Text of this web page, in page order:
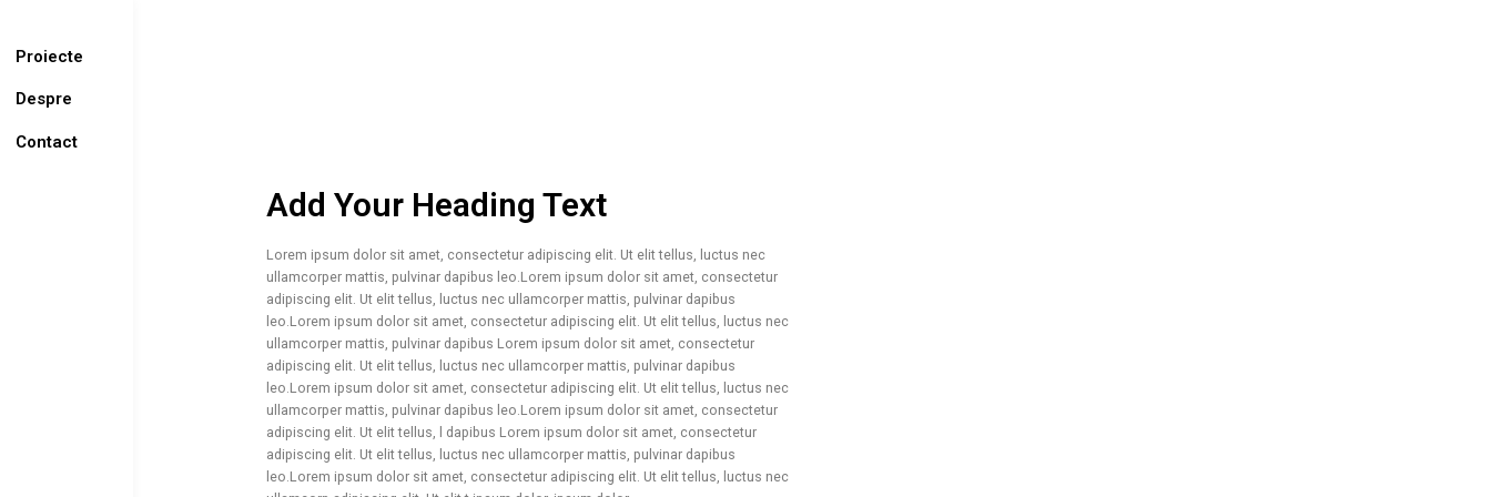
Proiecte
Despre
Contact
Add Your Heading Text
Lorem ipsum dolor sit amet, consectetur adipiscing elit. Ut elit tellus, luctus nec
ullamcorper mattis, pulvinar dapibus leo.Lorem ipsum dolor sit amet, consectetur
adipiscing elit. Ut elit tellus, luctus nec ullamcorper mattis, pulvinar dapibus
leo.Lorem ipsum dolor sit amet, consectetur adipiscing elit. Ut elit tellus, luctus nec
ullamcorper mattis, pulvinar dapibus Lorem ipsum dolor sit amet, consectetur
adipiscing elit. Ut elit tellus, luctus nec ullamcorper mattis, pulvinar dapibus
leo.Lorem ipsum dolor sit amet, consectetur adipiscing elit. Ut elit tellus, luctus nec
ullamcorper mattis, pulvinar dapibus leo.Lorem ipsum dolor sit amet, consectetur
adipiscing elit. Ut elit tellus, l dapibus Lorem ipsum dolor sit amet, consectetur
adipiscing elit. Ut elit tellus, luctus nec ullamcorper mattis, pulvinar dapibus
leo.Lorem ipsum dolor sit amet, consectetur adipiscing elit. Ut elit tellus, luctus nec